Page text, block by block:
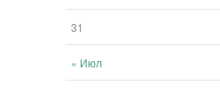
« Июл
31